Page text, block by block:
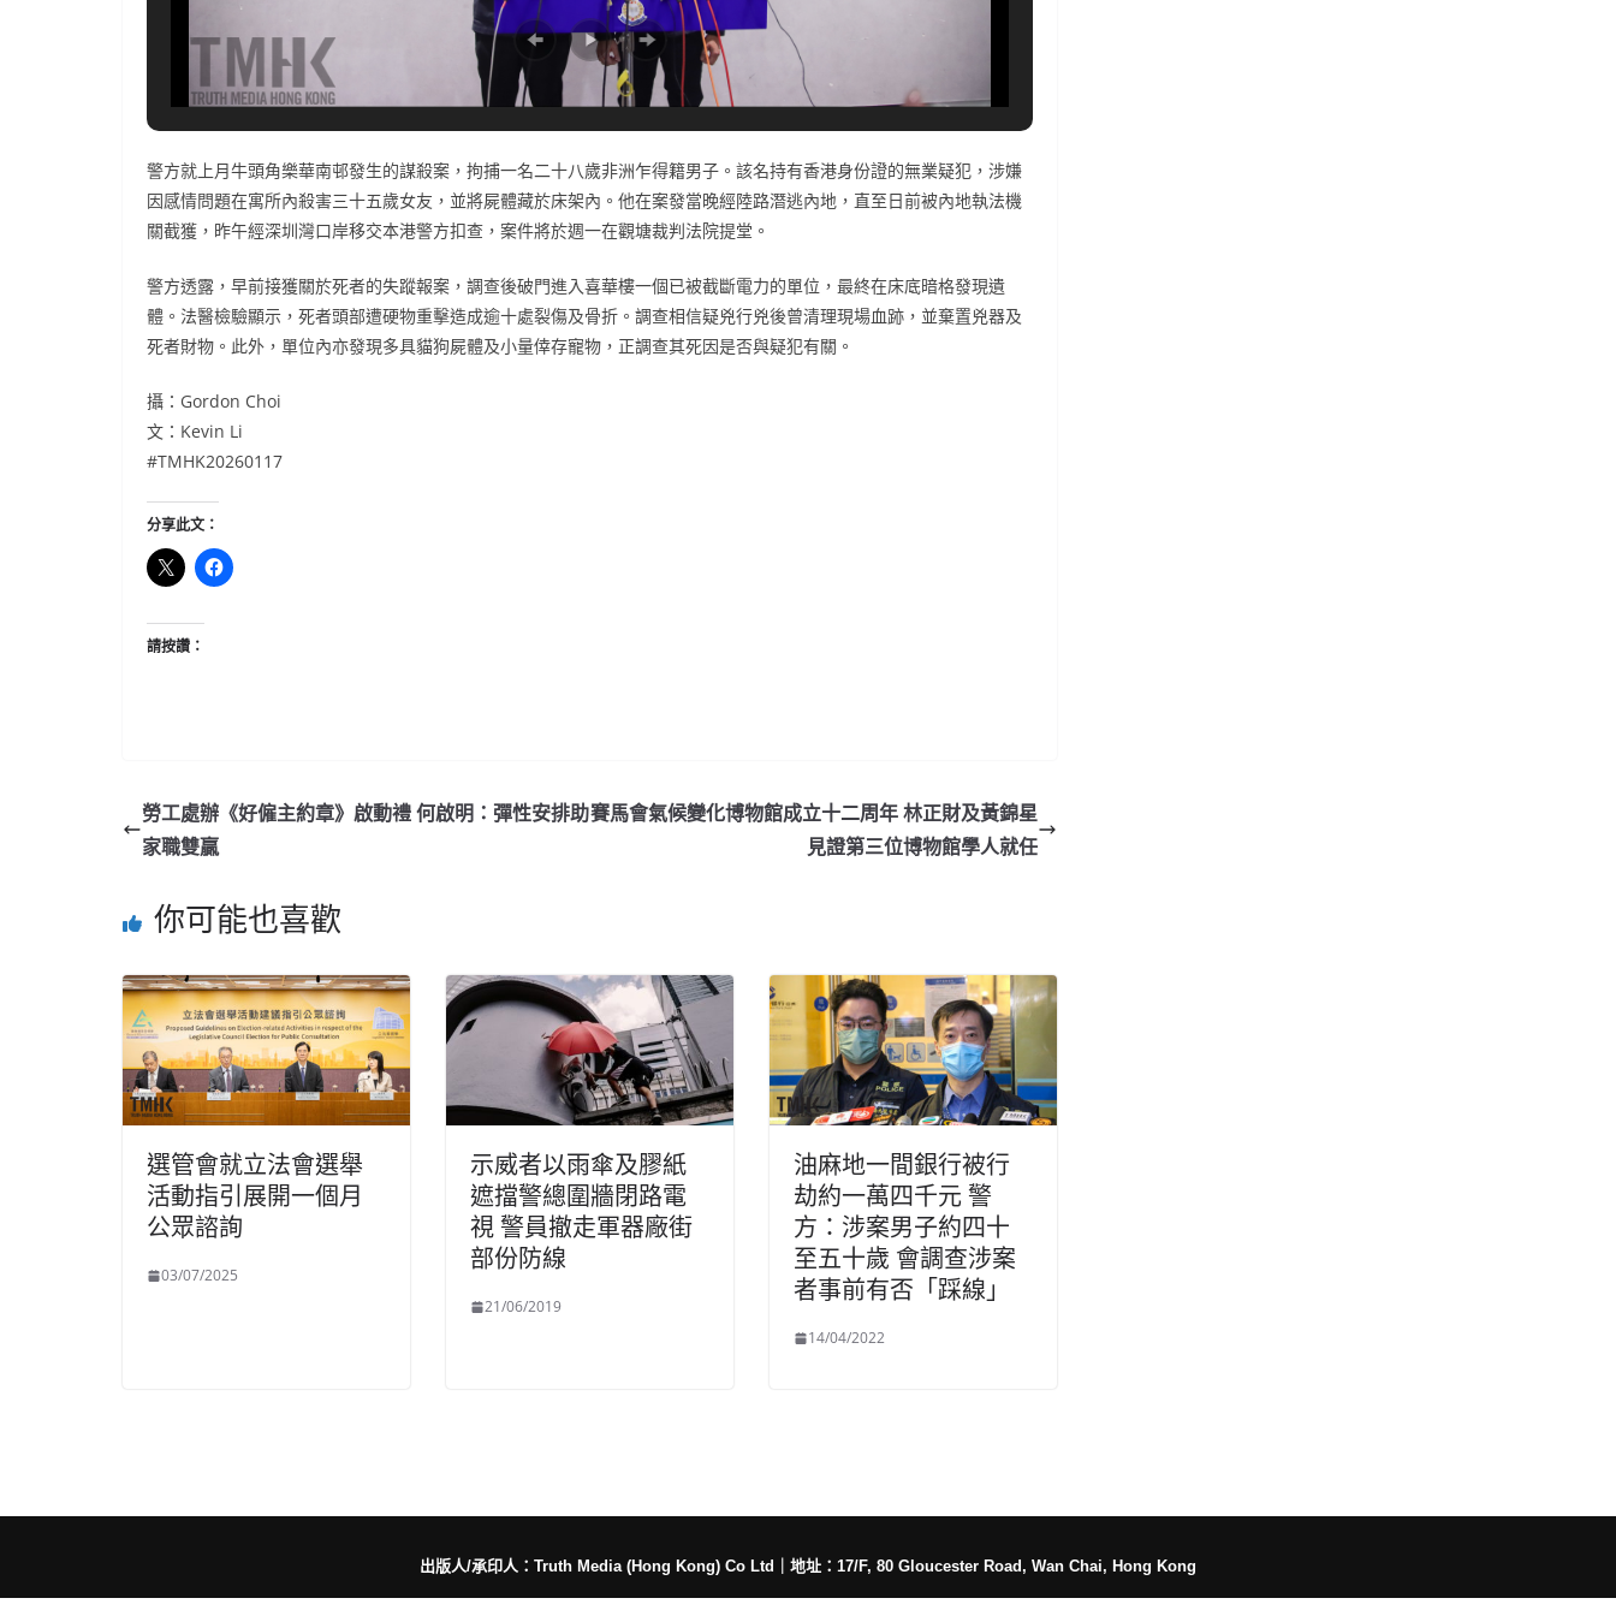
警方就上月牛頭角樂華南邨發生的謀殺案，拘捕一名二十八歲非洲乍得籍男子。該名持有香港身份證的無業疑犯，涉嫌
因感情問題在寓所內殺害三十五歲女友，並將屍體藏於床架內。他在案發當晚經陸路潛逃內地，直至日前被內地執法機
關截獲，昨午經深圳灣口岸移交本港警方扣查，案件將於週一在觀塘裁判法院提堂。
警方透露，早前接獲關於死者的失蹤報案，調查後破門進入喜華樓一個已被截斷電力的單位，最終在床底暗格發現遺
體。法醫檢驗顯示，死者頭部遭硬物重擊造成逾十處裂傷及骨折。調查相信疑兇行兇後曾清理現場血跡，並棄置兇器及
死者財物。此外，單位內亦發現多具貓狗屍體及小量倖存寵物，正調查其死因是否與疑犯有關。
攝：Gordon Choi
文：Kevin Li
#TMHK20260117
分享此文：
請按讚：
勞工處辦《好僱主約章》啟動禮 何啟明：彈性安排助
家職雙贏
賽馬會氣候變化博物館成立十二周年 林正財及黃錦星
見證第三位博物館學人就任
你可能也喜歡
選管會就立法會選舉
活動指引展開一個月
公眾諮詢
03/07/2025
示威者以雨傘及膠紙
遮擋警總圍牆閉路電
視 警員撤走軍器廠街
部份防線
21/06/2019
油麻地一間銀行被行
劫約一萬四千元 警
方：涉案男子約四十
至五十歲 會調查涉案
者事前有否「踩線」
14/04/2022
出版人/承印人：Truth Media (Hong Kong) Co Ltd 地址：17/F, 80 Gloucester Road, Wan Chai, Hong Kong